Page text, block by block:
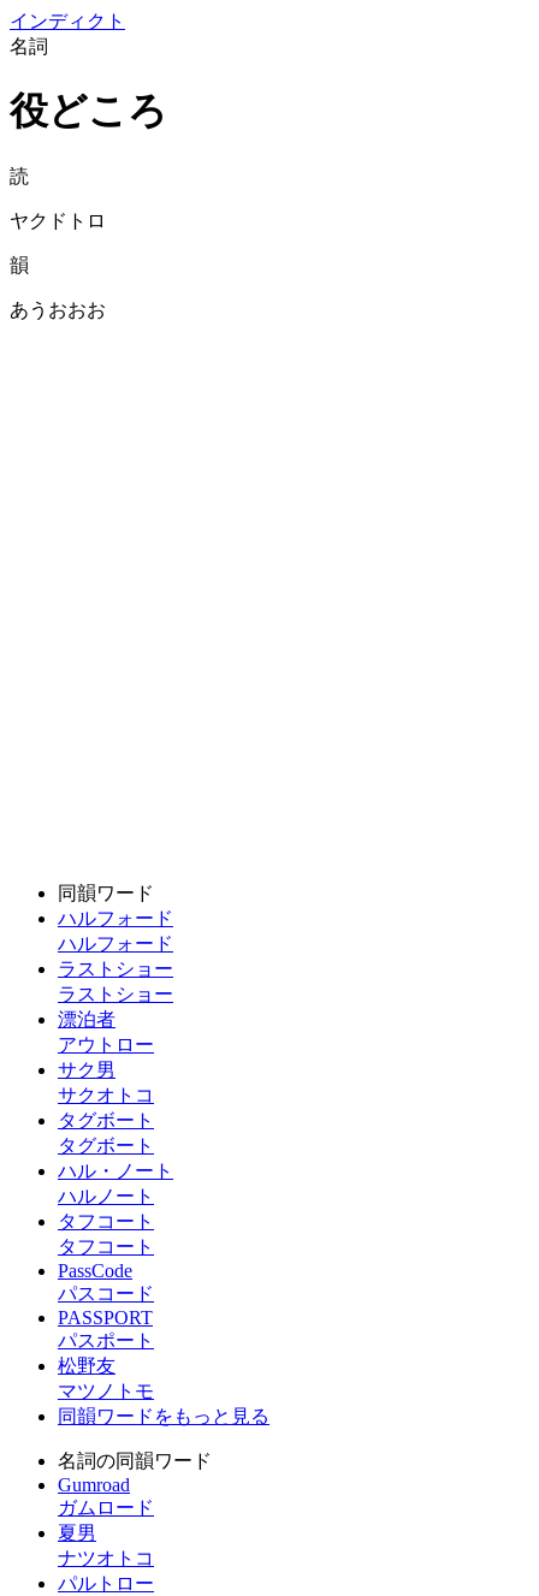
インディクト
名詞
役どころ
読
ヤクドトロ
韻
あうおおお
同韻ワード
ハルフォード
ハルフォード
ラストショー
ラストショー
漂泊者
アウトロー
サク男
サクオトコ
タグボート
タグボート
ハル・ノート
ハルノート
タフコート
タフコート
PassCode
パスコード
PASSPORT
パスポート
松野友
マツノトモ
同韻ワードをもっと見る
名詞の同韻ワード
Gumroad
ガムロード
夏男
ナツオトコ
パルトロー